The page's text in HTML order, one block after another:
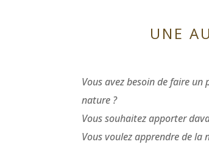
UNE
Vous avez besoin de faire
nature ?
Vous souhaitez apporter
Vous voulez apprendre de